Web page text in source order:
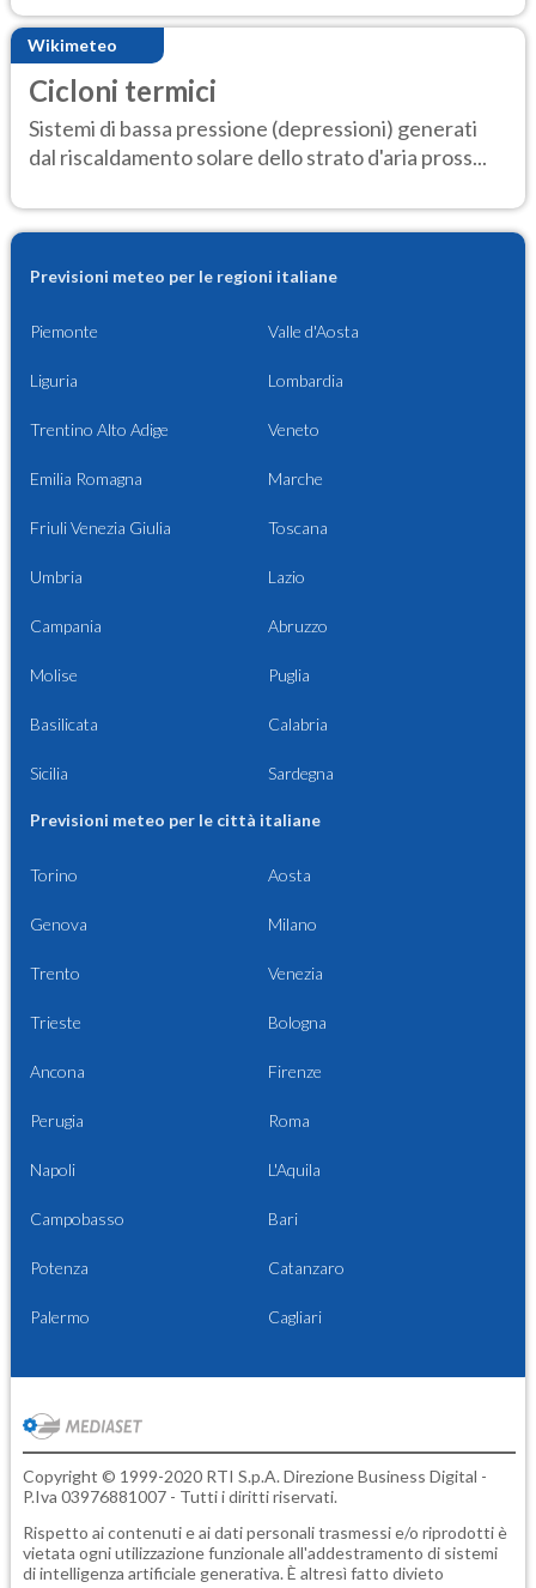
Wikimeteo
Cicloni termici
Sistemi di bassa pressione (depressioni) generati
dal riscaldamento solare dello strato d'aria pross...
Previsioni meteo per le regioni italiane
Piemonte Valle d'Aosta
Liguria Lombardia
Trentino Alto Adige Veneto
Emilia Romagna Marche
Friuli Venezia Giulia Toscana
Umbria Lazio
Campania Abruzzo
Molise Puglia
Basilicata Calabria
Sicilia Sardegna
Previsioni meteo per le città italiane
Torino Aosta
Genova Milano
Trento Venezia
Trieste Bologna
Ancona Firenze
Perugia Roma
Napoli L'Aquila
Campobasso Bari
Potenza Catanzaro
Palermo Cagliari
Copyright © 1999-2020 RTI S.p.A. Direzione Business Digital -
P.Iva 03976881007 - Tutti i diritti riservati.
Rispetto ai contenuti e ai dati personali trasmessi e/o riprodotti è
vietata ogni utilizzazione funzionale all'addestramento di sistemi
di intelligenza artificiale generativa. È altresì fatto divieto